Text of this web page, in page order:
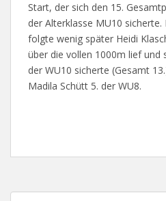
Start, der sich den 15.
der Alterklasse MU10
folgte wenig später Heidi
über die vollen 1000m lief und
der WU10 sicherte (Gesamt
Madila Schütt 5. der WU8.